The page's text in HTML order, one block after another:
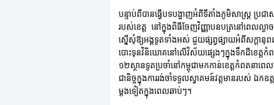
បន្ទាប់ពីបានធ្វើបទបង្ហាញអំពីទីតាំងភូមិសាស្ត្រ ប្រ
របស់ខេត្ត នៅក្នុងពិធីចែញវិញ្ញាបនបត្រនៅពេលល្ង
ស្នើសុំឱ្យអង្គទូតទាំងអស់ ជួយផ្សព្វផ្សាយអំពីសក្តា
បោះទុនវិនិយោគនៅលើវិស័យផ្សេងៗក្នុងទឹកដីខេត្តកំ
១២ស្ថានទូតប្រចាំនៅកម្ពុជាមកកាន់ខេត្តកំពតនាព
ជានិច្ចក្នុងការរង់ចាំទទួលស្វាគមន៍វត្តមានរបស់ ឯ
ម្តងទៀតក្នុងពេលឆាប់ៗ។